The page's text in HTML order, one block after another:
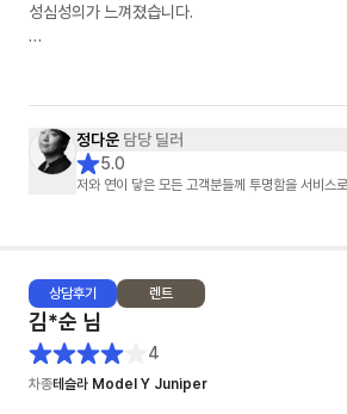
성심성의가 느껴졌습니다.
무엇보다 제 조건에 딱 맞는 차량을 찾기 위해 끝
바로 성심성의구나’라는 생각을 했습니다. 그 결
에 쏙 드는 차량을 계약할 수 있었죠.
다만, 계약 이후에는 연락이 조금 뜸해진 점이 살짝
정다운 담당 딜러
5.0
저와 연이 닿은 모든 고객분들께 투명함을 서비스
상담후기 렌트
김*순 님
4
차종테슬라 Model Y Juniper